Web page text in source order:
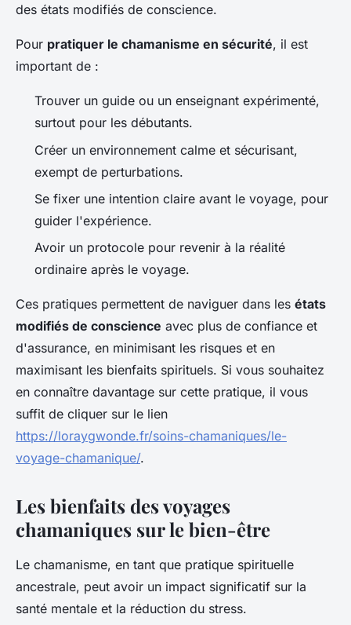
des états modifiés de conscience.
Pour pratiquer le chamanisme en sécurité, il est
important de :
Trouver un guide ou un enseignant expérimenté,
surtout pour les débutants.
Créer un environnement calme et sécurisant,
exempt de perturbations.
Se fixer une intention claire avant le voyage, pour
guider l'expérience.
Avoir un protocole pour revenir à la réalité
ordinaire après le voyage.
Ces pratiques permettent de naviguer dans les états
modifiés de conscience avec plus de confiance et
d'assurance, en minimisant les risques et en
maximisant les bienfaits spirituels. Si vous souhaitez
en connaître davantage sur cette pratique, il vous
suffit de cliquer sur le lien
https://loraygwonde.fr/soins-chamaniques/le-
voyage-chamanique/.
Les bienfaits des voyages
chamaniques sur le bien-être
Le chamanisme, en tant que pratique spirituelle
ancestrale, peut avoir un impact significatif sur la
santé mentale et la réduction du stress.